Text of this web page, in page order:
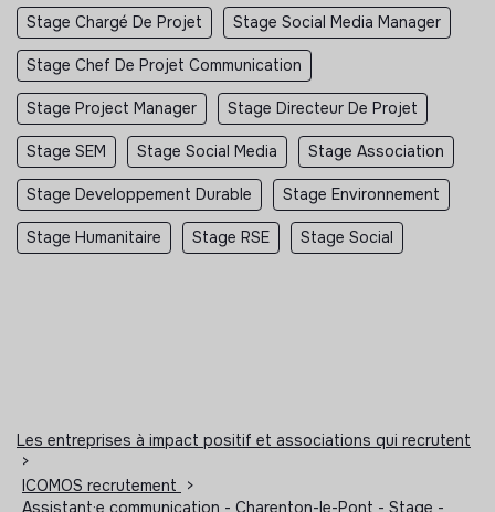
Stage Chargé De Projet Stage Social Media Manager
Stage Chef De Projet Communication
Stage Project Manager Stage Directeur De Projet
Stage SEM Stage Social Media Stage Association
Stage Developpement Durable Stage Environnement
Stage Humanitaire Stage RSE Stage Social
Les entreprises à impact positif et associations qui recrutent
>
ICOMOS recrutement
>
Assistant·e communication - Charenton-le-Pont - Stage -